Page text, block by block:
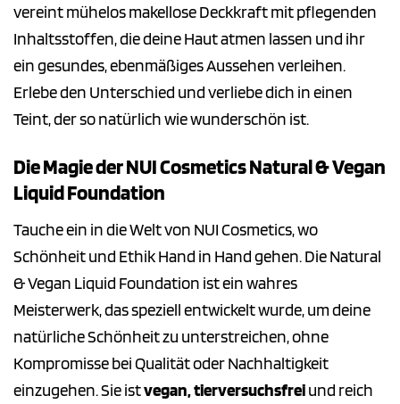
vereint mühelos makellose Deckkraft mit pflegenden
Inhaltsstoffen, die deine Haut atmen lassen und ihr
ein gesundes, ebenmäßiges Aussehen verleihen.
Erlebe den Unterschied und verliebe dich in einen
Teint, der so natürlich wie wunderschön ist.
Die Magie der NUI Cosmetics Natural & Vegan
Liquid Foundation
Tauche ein in die Welt von NUI Cosmetics, wo
Schönheit und Ethik Hand in Hand gehen. Die Natural
& Vegan Liquid Foundation ist ein wahres
Meisterwerk, das speziell entwickelt wurde, um deine
natürliche Schönheit zu unterstreichen, ohne
Kompromisse bei Qualität oder Nachhaltigkeit
einzugehen. Sie istvegan, tierversuchsfreiund reich